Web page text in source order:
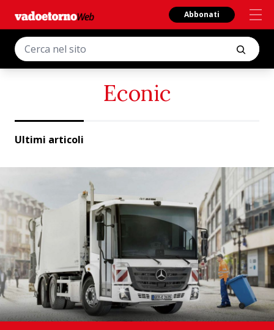
Abbonati
Econic
Ultimi articoli